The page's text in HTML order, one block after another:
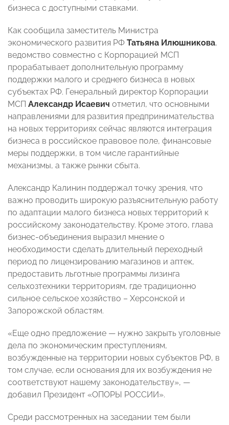
бизнеса с доступными ставками.
Как сообщила заместитель Министра
экономического развития РФ Татьяна Илюшникова,
ведомство совместно с Корпорацией МСП
прорабатывает дополнительную программу
поддержки малого и среднего бизнеса в новых
субъектах РФ. Генеральный директор Корпорации
МСП Александр Исаевич отметил, что основными
направлениями для развития предпринимательства
на новых территориях сейчас являются интеграция
бизнеса в российское правовое поле, финансовые
меры поддержки, в том числе гарантийные
механизмы, а также рынки сбыта.
Александр Калинин поддержал точку зрения, что
важно проводить широкую разъяснительную работу
по адаптации малого бизнеса новых территорий к
российскому законодательству. Кроме этого, глава
бизнес-объединения выразил мнение о
необходимости сделать длительный переходный
период по лицензированию магазинов и аптек,
предоставить льготные программы лизинга
сельхозтехники территориям, где традиционно
сильное сельское хозяйство – Херсонской и
Запорожской областям.
«Еще одно предложение — нужно закрыть уголовные
дела по экономическим преступлениям,
возбужденные на территории новых субъектов РФ, в
том случае, если основания для их возбуждения не
соответствуют нашему законодательству», —
добавил Президент «ОПОРЫ РОССИИ».
Среди рассмотренных на заседании тем были